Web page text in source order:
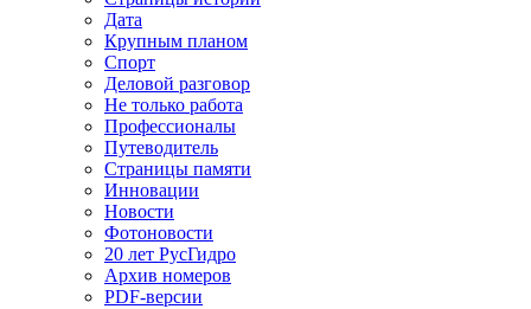
Дата
Крупным планом
Спорт
Деловой разговор
Не только работа
Профессионалы
Путеводитель
Страницы памяти
Инновации
Новости
Фотоновости
20 лет РусГидро
Архив номеров
PDF-версии